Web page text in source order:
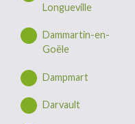
Longueville
Dammartin-en-
Goële
Dampmart
Darvault